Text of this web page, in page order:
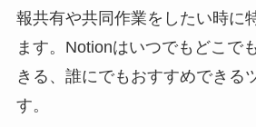
報共有や共同作業をしたい時に
ます。Notionはいつでもどこで
きる、誰にでもおすすめできる
す。